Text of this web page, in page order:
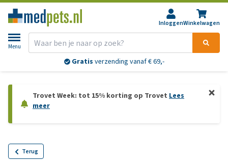
InloggenWinkelwagen
Menu
Gratis verzending vanaf € 69,-
Trovet Week: tot 15% korting op Trovet Lees
meer
Terug